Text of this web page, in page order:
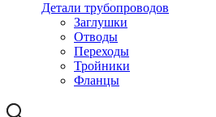
Детали трубопроводов
Заглушки
Отводы
Переходы
Тройники
Фланцы